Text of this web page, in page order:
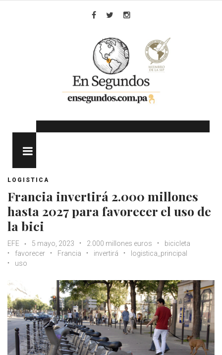
LOGISTICA
Francia invertirá 2.000 millones
hasta 2027 para favorecer el uso de
la bici
EFE 5 mayo, 2023 2.000 millones euros
bicicleta
favorecer
Francia invertirá
logistica_principal
uso